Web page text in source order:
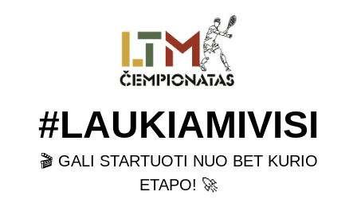
#LAUKIAMIVISI
🎬 GALI STARTUOTI NUO BET KURIO
ETAPO! 🚀